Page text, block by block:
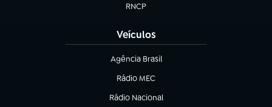
RNCP
(abre em nova aba)
Veículos
Agência Brasil
(abre em nova aba)
Rádio MEC
(abre em nova aba)
Rádio Nacional